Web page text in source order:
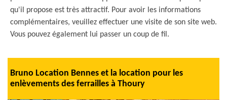
qu'il propose est très attractif. Pour avoir les informations
complémentaires, veuillez effectuer une visite de son site web.
Vous pouvez également lui passer un coup de fil.
Bruno Location Bennes et la location pour les
enlèvements des ferrailles à Thoury